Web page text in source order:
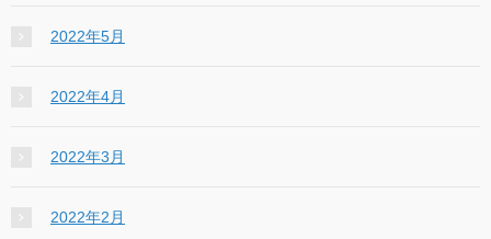
2022年5月
2022年4月
2022年3月
2022年2月